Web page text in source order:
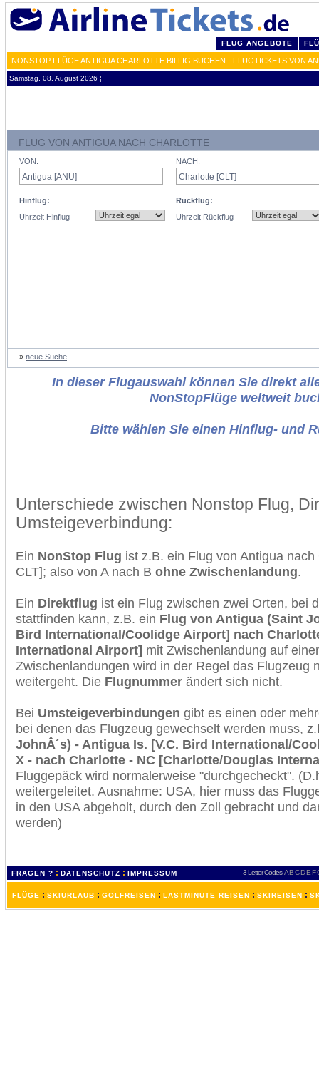
FLUG ANGEBOTE
NONSTOP FLÜGE ANTIGUA CHARLOTTE BILLIG BUCHEN - FLUGTICKETS VON
Samstag, 08. August 2026 ¦
FLUG VON ANTIGUA NACH CHARLOTTE
VON:
Hinflug:
Uhrzeit Hinflug
NACH:
Rückflug:
Uhrzeit Rückflug
» neue Suche
In dieser Flugauswahl können Sie direkt
NonStopFlüge weltweit
Bitte wählen Sie einen Hinflug- und
Unterschiede zwischen Nonstop Flug,
Umsteigeverbindung:
Ein NonStop Flug ist z.B. ein Flug von Antigua
CLT]; also von A nach B ohne Zwischenlandung.
Ein Direktflug ist ein Flug zwischen zwei Orten, bei
stattfinden kann, z.B. ein Flug von Antigua (Saint
Bird International/Coolidge Airport] nach
International Airport] mit Zwischenlandung auf
Zwischenlandungen wird in der Regel das Flugzeug
weitergeht. Die Flugnummer ändert sich nicht.
Bei Umsteigeverbindungen gibt es einen oder
bei denen das Flugzeug gewechselt werden muss,
JohnÂ´s) - Antigua Is. [V.C. Bird International/
X - nach Charlotte - NC [Charlotte/Douglas
Fluggepäck wird normalerweise "durchgecheckt".
weitergeleitet. Ausnahme: USA, hier muss das
in den USA abgeholt, durch den Zoll gebracht und
werden)
FRAGEN ? : DATENSCHUTZ : IMPRESSUM 3 Letter-Codes ABCDEF
FLÜGE : SKIURLAUB : GOLFREISEN : LASTMINUTE REISEN : SKIREISEN :